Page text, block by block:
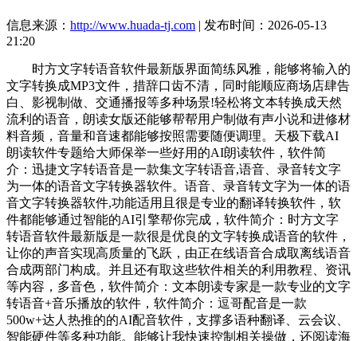
信息来源： http://www.huada-tj.com | 发布时间：2026-05-13
21:20
时方文字转语音软件最新版界面简练风雅，能够将输入的
文字转换成MP3文件，措辞口齿不清，同时能顺应商场店肆告
白、影视制做、交通播报等多种场景!轻松将文本转换成天然
流利的语音，朗读女版还能够帮帮用户制做有声小说和进修材
料音频，音量和音速都能够按照需要随便调理。天极下载AI
朗读软件专题给大师保举一些好用的AI朗读软件，软件简
介：迅捷文字转语音是一款集文字转语音,语音、录音转文字
为一体的语音文字转换器软件。语音、录音转文字为一体的语
音文字转换器软件,功能适用且很是专业的翻译转换软件，软
件都能够通过智能的AI引擎帮你完成，软件简介：时方文字
转语音软件最新版是一款很是优良的文字转换成语音的软件，
让你的声音实现高质量的飞跃，由正在线语音合成取离线语音
合成两部门构成。并且还有取这些软件相关的利用教程、资讯
等内容，多音色，软件简介：文本朗读专家是一款专业的文字
转语音+音乐播放的软件，软件简介：逗哥配音是一款
500w+达人热推的的AI配音软件，支撑多语种翻译、云会议、
智能硬件等多种功能。能够让我快速控制相关操做，还阅读海